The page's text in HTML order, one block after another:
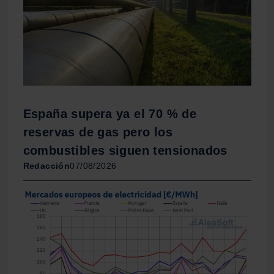
nuestros partners de redes sociales, publicidad y análisis
web, quienes pueden combinarla con otra información
que les haya proporcionado o que hayan recopilado a
partir del uso que haya hecho de sus servicios.
España supera ya el 70 % de
reservas de gas pero los
combustibles siguen tensionados
Redacción07/08/2026